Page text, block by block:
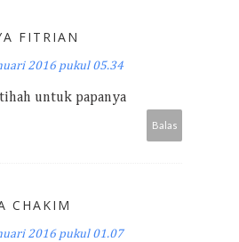
FITRIAN
2016 pukul 05.34
untuk papanya
Balas
CHAKIM
2016 pukul 01.07